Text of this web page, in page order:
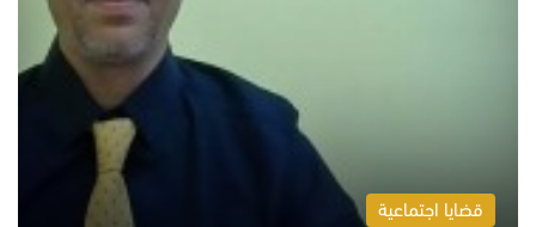
قضايا اجتماعية